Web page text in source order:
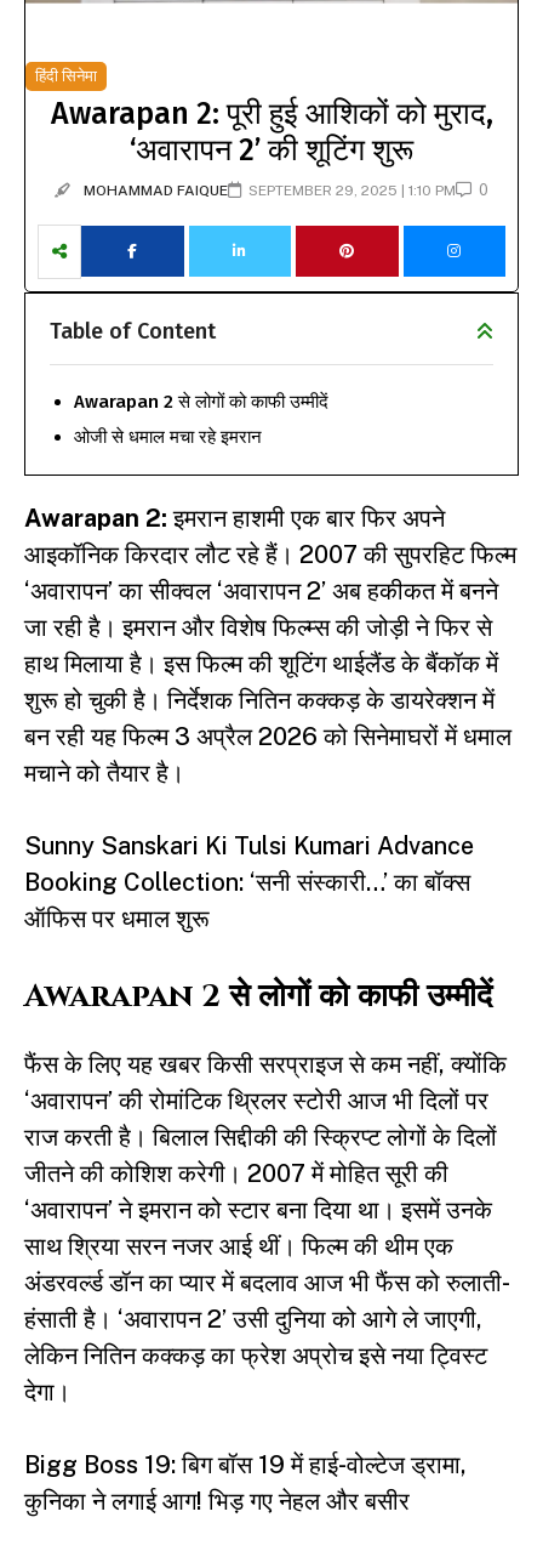
हिंदी सिनेमा
Awarapan 2: पूरी हुई आशिकों को मुराद,
‘अवारापन 2’ की शूटिंग शुरू
MOHAMMAD FAIQUE SEPTEMBER 29, 2025 | 1:10 PM 0
Table of Content
Awarapan 2 से लोगों को काफी उम्मीदें
ओजी से धमाल मचा रहे इमरान
Awarapan 2: इमरान हाशमी एक बार फिर अपने
आइकॉनिक किरदार लौट रहे हैं। 2007 की सुपरहिट फिल्म
‘अवारापन’ का सीक्वल ‘अवारापन 2’ अब हकीकत में बनने
जा रही है। इमरान और विशेष फिल्म्स की जोड़ी ने फिर से
हाथ मिलाया है। इस फिल्म की शूटिंग थाईलैंड के बैंकॉक में
शुरू हो चुकी है। निर्देशक नितिन कक्कड़ के डायरेक्शन में
बन रही यह फिल्म 3 अप्रैल 2026 को सिनेमाघरों में धमाल
मचाने को तैयार है।
Sunny Sanskari Ki Tulsi Kumari Advance
Booking Collection: ‘सनी संस्कारी…’ का बॉक्स
ऑफिस पर धमाल शुरू
Awarapan 2 से लोगों को काफी उम्मीदें
फैंस के लिए यह खबर किसी सरप्राइज से कम नहीं, क्योंकि
‘अवारापन’ की रोमांटिक थ्रिलर स्टोरी आज भी दिलों पर
राज करती है। बिलाल सिद्दीकी की स्क्रिप्ट लोगों के दिलों
जीतने की कोशिश करेगी। 2007 में मोहित सूरी की
‘अवारापन’ ने इमरान को स्टार बना दिया था। इसमें उनके
साथ श्रिया सरन नजर आई थीं। फिल्म की थीम एक
अंडरवर्ल्ड डॉन का प्यार में बदलाव आज भी फैंस को रुलाती-
हंसाती है। ‘अवारापन 2’ उसी दुनिया को आगे ले जाएगी,
लेकिन नितिन कक्कड़ का फ्रेश अप्रोच इसे नया ट्विस्ट
देगा।
Bigg Boss 19: बिग बॉस 19 में हाई-वोल्टेज ड्रामा,
कुनिका ने लगाई आग! भिड़ गए नेहल और बसीर